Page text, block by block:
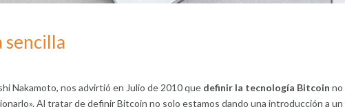
sencilla
Nakamoto, nos advirtió en Julio de 2010 que definir la tecnología Bitcoin no
Al tratar de definir Bitcoin no solo estamos dando una introducción a